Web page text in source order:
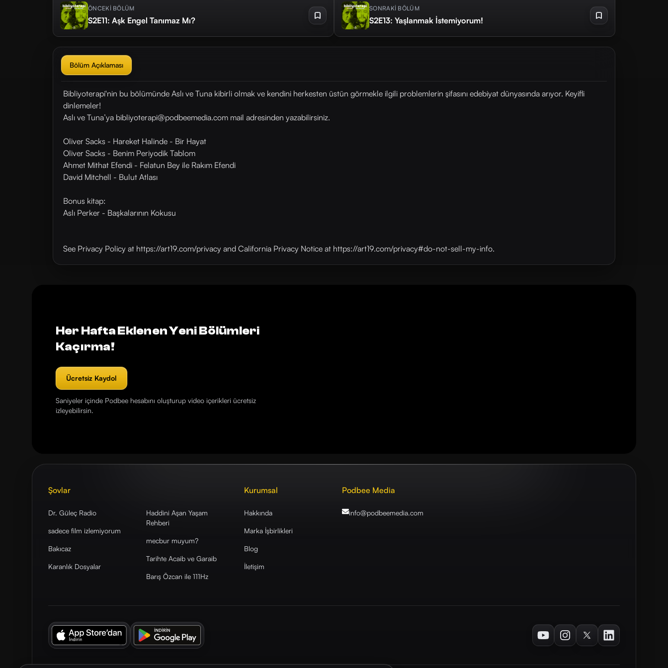
ÖNCEKİ BÖLÜM
S2E11: Aşk Engel Tanımaz Mı?
SONRAKİ BÖLÜM
S2E13: Yaşlanmak İstemiyorum!
Bölüm Açıklaması
Bibliyoterapi'nin bu bölümünde Aslı ve Tuna kibirli olmak ve kendini herkesten üstün görmekle ilgili problemlerin şifasını edebiyat dünyasında arıyor. Keyifli
dinlemeler!
Aslı ve Tuna’ya bibliyoterapi@podbeemedia.com mail adresinden yazabilirsiniz.
Oliver Sacks - Hareket Halinde - Bir Hayat
Oliver Sacks - Benim Periyodik Tablom
Ahmet Mithat Efendi - Felatun Bey ile Rakım Efendi
David Mitchell - Bulut Atlası
Bonus kitap:
Aslı Perker - Başkalarının Kokusu
See Privacy Policy at https://art19.com/privacy and California Privacy Notice at https://art19.com/privacy#do-not-sell-my-info.
Her Hafta Eklenen Yeni Bölümleri
Kaçırma!
Ücretsiz Kaydol
Saniyeler içinde Podbee hesabını oluşturup video içerikleri ücretsiz
izleyebilirsin.
Şovlar
Dr. Güleç Radio
sadece film izlemiyorum
Bakıcaz
Karanlık Dosyalar
Haddini Aşan Yaşam
Rehberi
mecbur muyum?
Tarihte Acaib ve Garaib
Barış Özcan ile 111Hz
Kurumsal
Hakkında
Marka İşbirlikleri
Blog
İletişim
Podbee Media
info@podbeemedia.com
YoutubeInstagramTwitterLinkedIn